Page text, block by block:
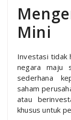
Mini
Investasi tidak
negara maju
sederhana
saham
atau
khusus untuk